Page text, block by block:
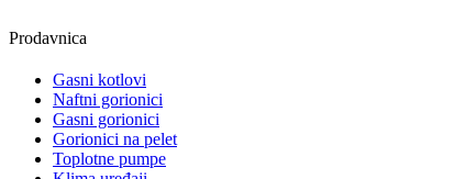
Prodavnica
Gasni kotlovi
Naftni gorionici
Gasni gorionici
Gorionici na pelet
Toplotne pumpe